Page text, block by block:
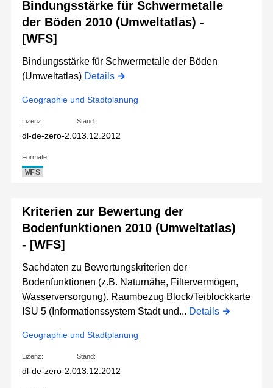
Bindungsstärke für Schwermetalle
der Böden 2010 (Umweltatlas) -
[WFS]
Bindungsstärke für Schwermetalle der Böden
(Umweltatlas) Details
Geographie und Stadtplanung
Lizenz:
dl-de-zero-2.0
Stand:
13.12.2012
Formate:
WFS
Kriterien zur Bewertung der
Bodenfunktionen 2010 (Umweltatlas)
- [WFS]
Sachdaten zu Bewertungskriterien der
Bodenfunktionen (z.B. Naturnähe, Filtervermögen,
Wasserversorgung). Raumbezug Block/Teiblockkarte
ISU 5 (Informationssystem Stadt und... Details
Geographie und Stadtplanung
Lizenz:
dl-de-zero-2.0
Stand:
13.12.2012